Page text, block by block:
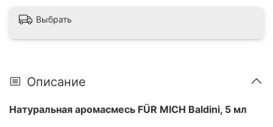
Выбрать
Описание
Натуральная аромасмесь FÜR MICH Baldini, 5 мл